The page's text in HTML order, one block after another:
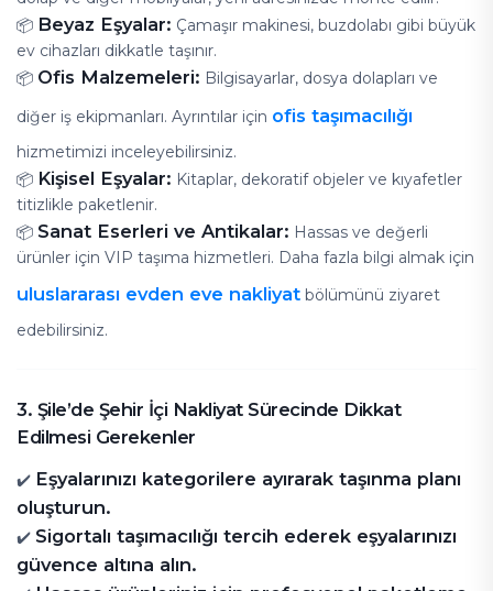
📦 Beyaz Eşyalar: Çamaşır makinesi, buzdolabı gibi büyük
ev cihazları dikkatle taşınır.
📦 Ofis Malzemeleri: Bilgisayarlar, dosya dolapları ve
diğer iş ekipmanları. Ayrıntılar için ofis taşımacılığı
hizmetimizi inceleyebilirsiniz.
📦 Kişisel Eşyalar: Kitaplar, dekoratif objeler ve kıyafetler
titizlikle paketlenir.
📦 Sanat Eserleri ve Antikalar: Hassas ve değerli
ürünler için VIP taşıma hizmetleri. Daha fazla bilgi almak için
uluslararası evden eve nakliyat bölümünü ziyaret
edebilirsiniz.
3. Şile’de Şehir İçi Nakliyat Sürecinde Dikkat
Edilmesi Gerekenler
✔️ Eşyalarınızı kategorilere ayırarak taşınma planı
oluşturun.
✔️ Sigortalı taşımacılığı tercih ederek eşyalarınızı
güvence altına alın.